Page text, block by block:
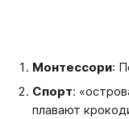
Монтессори:
Спорт:
плавают